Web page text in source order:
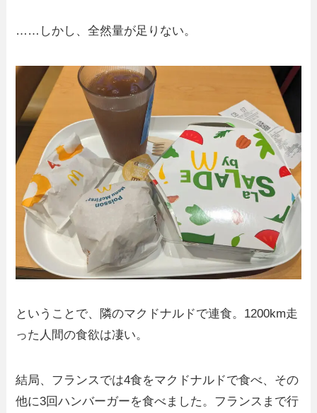
……しかし、全然量が足りない。
ということで、隣のマクドナルドで連食。1200km走
った人間の食欲は凄い。
結局、フランスでは4食をマクドナルドで食べ、その
他に3回ハンバーガーを食べました。フランスまで行